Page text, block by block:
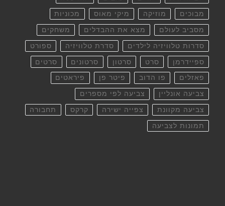
מבוכים מוזיקה מיקי מאוס מכוניות
מסביב לעולם מצא את ההבדלים משחקים
סדרות טלוויזיה לילדים סדרת טלוויזיה ספורט
ספיידרמן סרט סרטון סרטונים סרטים
פאזלים פו הדוב פיטר פן פיראטים
צביעה אונליין צביעה לפי מספרים
צביעה מקוונת צפייה ישירה קרקס תחבורה
תמונות לצביעה